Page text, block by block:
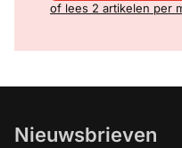
of lees 2 artikelen per
Nieuwsbrieven